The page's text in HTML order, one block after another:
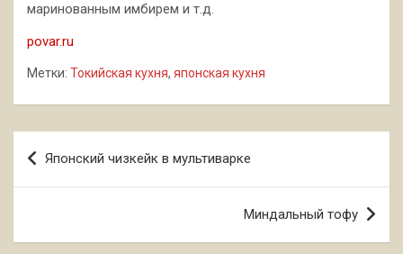
маринованным имбирем и т.д.
povar.ru
Метки: Токийская кухня, японская кухня
Навигация
по
Японский чизкейк в мультиварке
Миндальный тофу